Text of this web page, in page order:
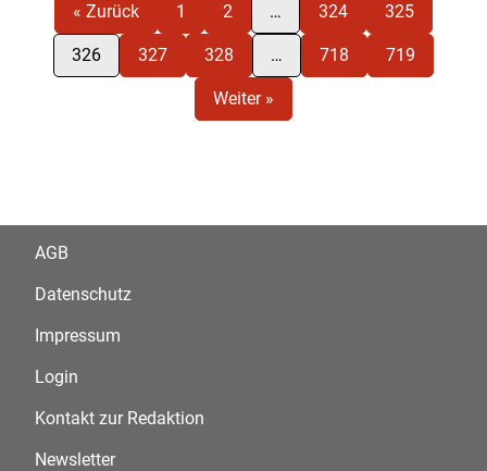
« Zurück 1 2 … 324 325
326 327 328 … 718 719
Weiter »
AGB
Datenschutz
Impressum
Login
Kontakt zur Redaktion
Newsletter